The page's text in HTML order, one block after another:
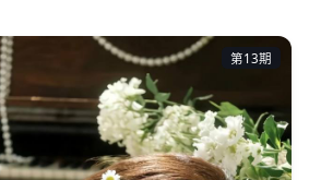
第13期